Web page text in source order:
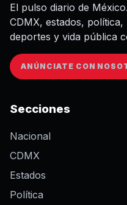
El pulso diario de
CDMX, estados,
deportes y vida pública
ANÚNCIATE CON
Secciones
Nacional
CDMX
Estados
Política